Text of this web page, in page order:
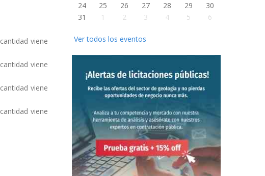
viene
viene
viene
viene
24
25 26 27 28 29
30
31
1 2 3 4 5 6
Ver todos los eventos